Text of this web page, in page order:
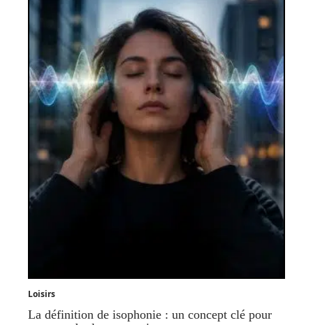
Loisirs
La définition de isophonie : un concept clé pour